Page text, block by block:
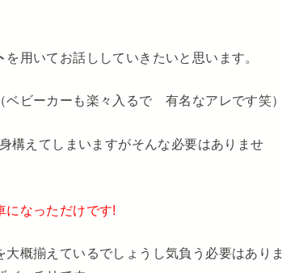
を用いてお話ししていきたいと思います。
ベビーカーも楽々入るで 有名なアレです笑）
構えてしまいますがそんな必要はありませ
なっただけです!
概揃えているでしょうし気負う必要はありま